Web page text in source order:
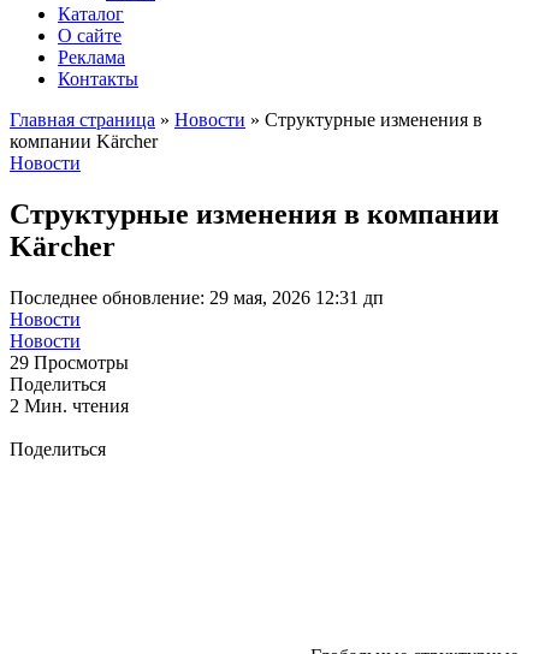
Каталог
О сайте
Реклама
Контакты
Главная страница » Новости » Структурные изменения в
компании Kärcher
Новости
Структурные изменения в компании
Kärcher
Последнее обновление: 29 мая, 2026 12:31 дп
Новости
Новости
29 Просмотры
Поделиться
2 Мин. чтения
Поделиться